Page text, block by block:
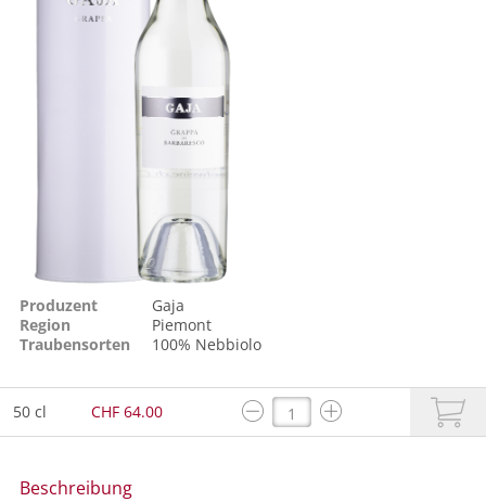
Produzent
Gaja
Region
Piemont
Traubensorten
100% Nebbiolo
50 cl CHF 64.00
Beschreibung